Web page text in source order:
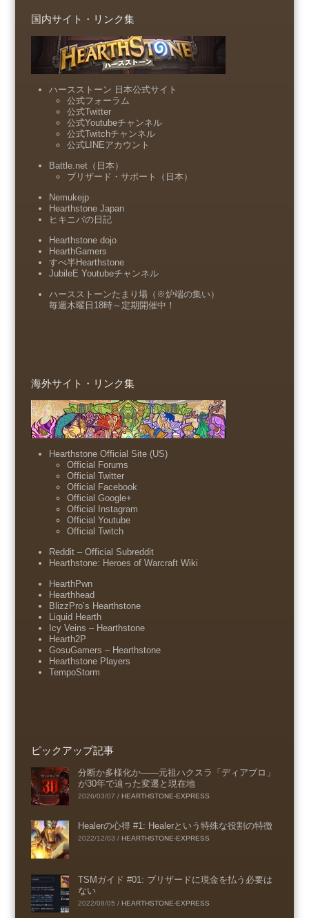
国内サイト・リンク集
ハースストーン 日本公式サイト
公式フォーラム
公式Twitter
公式Youtubeチャンネル
公式Twitchチャンネル
公式LINEアカウント
Battle.net（日本）
ブリザード・サポート（日本）
Nemukejp
Hearthstone Japan
ヒキニパの日記
Hearthstone dojo
HearthGamers
すべ半Hearthstone
JubileE Youtubeチャンネル
ハースストーンたまり場（※炉端の集い）
毎週木曜日18時～定期開催中！
海外サイト・リンク集
Hearthstone Official Site (US)
Official Forums
Official Twitter
Official Facebook
Official Google+
Official Instagram
Official Youtube
Official Twitch
Reddit – Official Subreddit
Hearthstone: Heroes of Warcraft Wiki
HearthPwn
Hearthhead
BlizzPro’s Hearthstone
Liquid Hearth
Icy Veins – Hearthstone
Hearth2P
GosuGamers – Hearthstone
Hearthstone Players
TempoStorm
ピックアップ記事
分断か多様化か――元祖ハクスラ「ディアブロ」
が30年で辿った変遷と現在地
2026/03/07 / HEARTHSTONE-EXPRESS
Healerの心得 #1: Healerという特殊な役割の特徴
2022/12/03 / HEARTHSTONE-EXPRESS
TSMガイド #01: ブリザードに現金を払う必要は
ない
2022/08/05 / HEARTHSTONE-EXPRESS